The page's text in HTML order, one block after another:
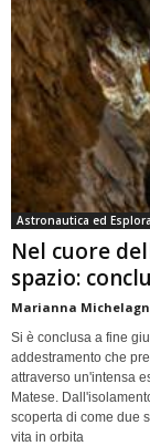
Astronautica ed
Nel cuore
spazio:
Marianna
Si è conclusa a fine
addestramento che
attraverso un'intensa
Matese.
scoperta di come due
vita in orbita